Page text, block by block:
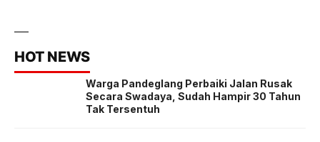
HOT NEWS
Warga Pandeglang Perbaiki Jalan Rusak
Secara Swadaya, Sudah Hampir 30 Tahun
Tak Tersentuh